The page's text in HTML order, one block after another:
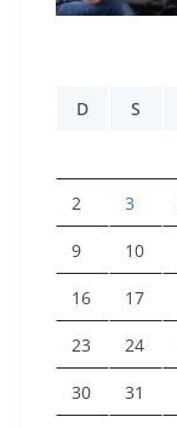
D
S
2 3
9 10
16 17
23 24
30 31